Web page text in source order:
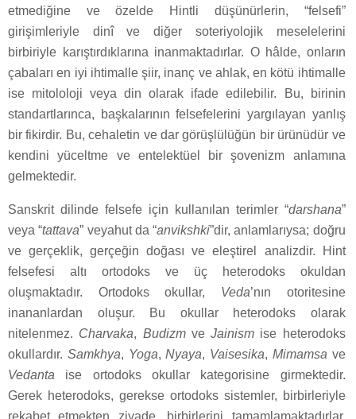
etmediğine ve özelde Hintli düşünürlerin, “felsefi”
girişimleriyle dinî ve diğer soteriyolojik meselelerini
birbiriyle karıştırdıklarına inanmaktadırlar. O hâlde, onların
çabaları en iyi ihtimalle şiir, inanç ve ahlak, en kötü ihtimalle
ise mitololoji veya din olarak ifade edilebilir. Bu, birinin
standartlarınca, başkalarının felsefelerini yargılayan yanlış
bir fikirdir. Bu, cehaletin ve dar görüşlülüğün bir ürünüdür ve
kendini yüceltme ve entelektüel bir şovenizm anlamına
gelmektedir.
Sanskrit dilinde felsefe için kullanılan terimler “darshana”
veya “tattava” veyahut da “anvikshki”dir, anlamlarıysa; doğru
ve gerçeklik, gerçeğin doğası ve eleştirel analizdir. Hint
felsefesi altı ortodoks ve üç heterodoks okuldan
oluşmaktadır. Ortodoks okullar, Veda’nın otoritesine
inananlardan oluşur. Bu okullar heterodoks olarak
nitelenmez. Charvaka, BudizmveJainism ise heterodoks
okullardır. Samkhya, Yoga,Nyaya, Vaisesika, Mimamsa ve
Vedanta ise ortodoks okullar kategorisine girmektedir.
Gerek heterodoks, gerekse ortodoks sistemler, birbirleriyle